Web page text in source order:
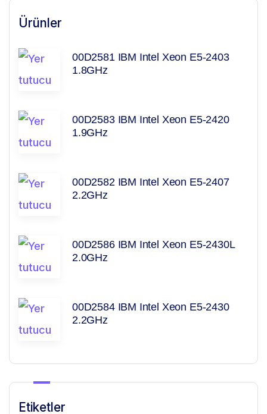
Ürünler
00D2581 IBM Intel Xeon E5-2403
1.8GHz
00D2583 IBM Intel Xeon E5-2420
1.9GHz
00D2582 IBM Intel Xeon E5-2407
2.2GHz
00D2586 IBM Intel Xeon E5-2430L
2.0GHz
00D2584 IBM Intel Xeon E5-2430
2.2GHz
Etiketler